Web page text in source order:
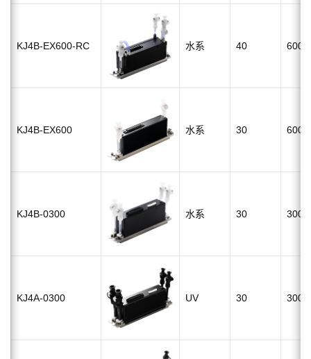
KJ4B-EX600-RC 水系 40
KJ4B-EX600 水系 30
KJ4B-0300 水系 30
KJ4A-0300 UV 30